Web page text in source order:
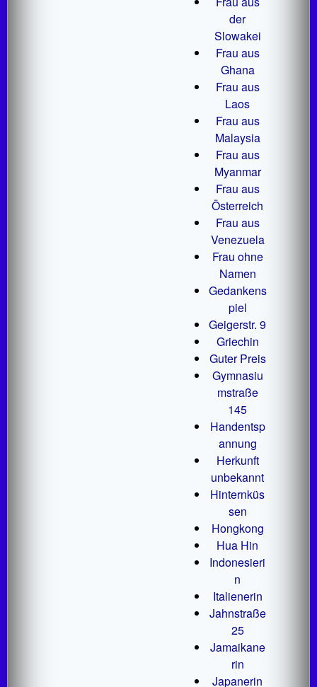
der
Slowakei
Frau aus
Ghana
Frau aus
Laos
Frau aus
Malaysia
Frau aus
Myanmar
Frau aus
Österreich
Frau aus
Venezuela
Frau ohne
Namen
Gedankens
piel
Geigerstr. 9
Griechin
Guter Preis
Gymnasiu
mstraße
145
Handentsp
annung
Herkunft
unbekannt
Hinternküs
sen
Hongkong
Hua Hin
Indonesieri
n
Italienerin
Jahnstraße
25
Jamaikane
rin
Japanerin